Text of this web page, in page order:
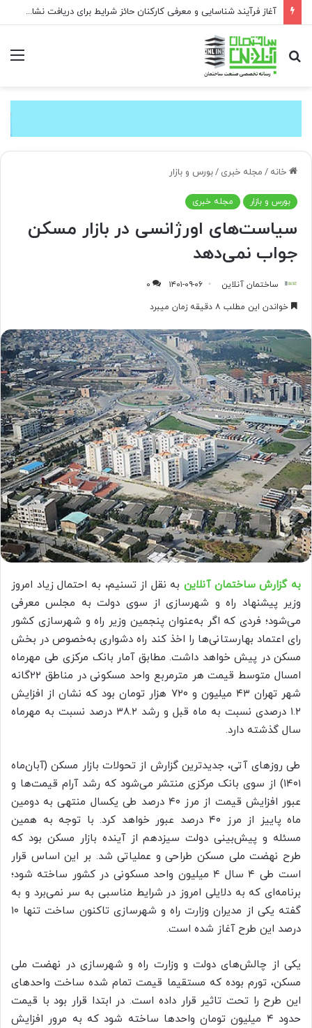
آغاز فرآیند شناسایی و معرفی کارکنان حائز شرایط برای دریافت نشان بهشت
جستجو
برای
خانه / مجله خبری /بورس و بازار
بورس و بازار مجله خبری
سیاست‌های اورژانسی در بازار مسکن
جواب نمی‌دهد
ساختمان آنلاین ۱۴۰۱-۰۹-۰۶
۰
خواندن این مطلب ۸ دقیقه زمان میبرد
به گزارش ساختمان آنلاینبه نقل از تسنیم، به احتمال زیاد امروز
وزیر پیشنهاد راه و شهرسازی از سوی دولت به مجلس معرفی
می‌شود؛ فردی که اگر به‌عنوان پنجمین وزیر راه و شهرسازی کشور
رای اعتماد بهارستانی‌ها را اخذ کند راه دشواری به‌خصوص در بخش
مسکن در پیش خواهد داشت. مطابق آمار بانک مرکزی طی مهرماه
امسال متوسط قیمت هر مترمربع واحد مسکونی در مناطق ۲۲گانه
شهر تهران ۴۳ میلیون و ۷۲۰ هزار تومان بود که نشان از افزایش
۱.۲ درصدی نسبت به ماه قبل و رشد ۳۸.۲ درصد نسبت به مهرماه
سال گذشته دارد.
طی روزهای آتی، جدیدترین گزارش از تحولات بازار مسکن (آبان‌ماه
۱۴۰۱) از سوی بانک مرکزی منتشر می‌شود که رشد آرام قیمت‌ها و
عبور افزایش قیمت از مرز ۴۰ درصد طی یکسال منتهی به دومین
ماه پاییز از مرز ۴۰ درصد عبور خواهد کرد. با توجه به همین
مسئله و پیش‌بینی دولت سیزدهم از آینده بازار مسکن بود که
طرح نهضت ملی مسکن طراحی و عملیاتی شد. بر این اساس قرار
است طی ۴ سال ۴ میلیون واحد مسکونی در کشور ساخته شود؛
برنامه‌ای که به دلایلی امروز در شرایط مناسبی به سر نمی‌برد و به
گفته یکی از مدیران وزارت راه و شهرسازی تاکنون ساخت تنها ۱۰
درصد این طرح آغاز شده است.
یکی از چالش‌های دولت و وزارت راه و شهرسازی در نهضت ملی
مسکن،‌ تورم بوده که مستقیما قیمت تمام شده ساخت واحدهای
این طرح را تحت تاثیر قرار داده است. در ابتدا قرار بود با قیمت
حدود ۴ میلیون تومان واحدها ساخته شود که به مرور افزایش